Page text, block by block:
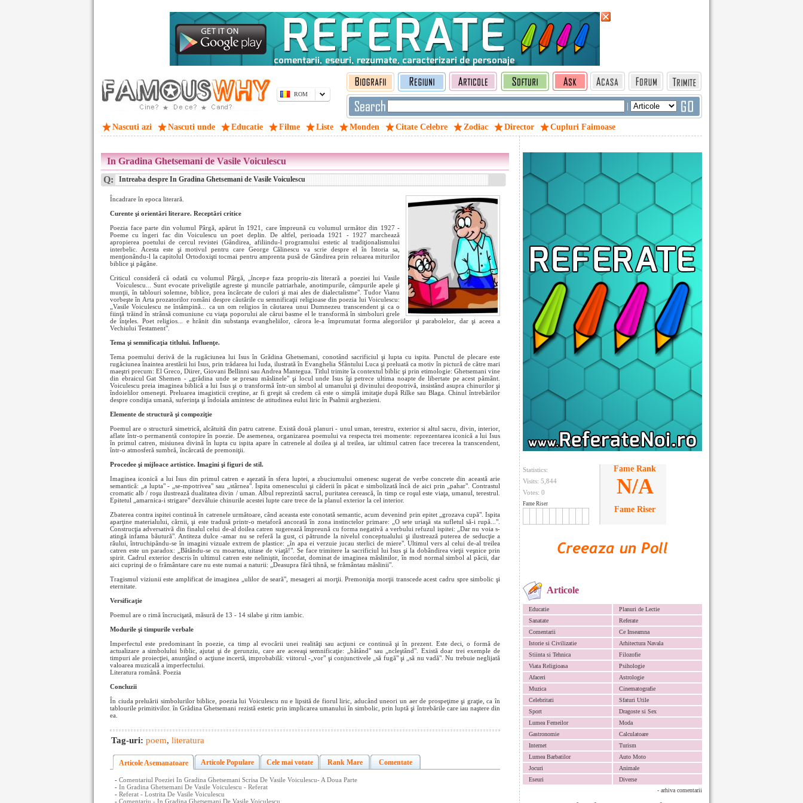
ROM
|
Nascuti azi Nascuti unde Educatie Filme Liste Monden Citate Celebre Zodiac Director Cupluri Faimoase
Statistics:
Visits: 5,844
Votes: 0
Fame Riser
Fame Rank
N/A
Fame Riser
Articole
Educatie
Planuri de Lectie
Sanatate
Referate
Comentarii
Ce Inseamna
Istorie si Civilizatie
Arhitectura Navala
Stiinta si Tehnica
Filozofie
Viata Religioasa
Psihologie
Afaceri
Astrologie
Muzica
Cinematografie
Celebritati
Sfaturi Utile
Sport
Dragoste si Sex
Lumea Femeilor
Moda
Gastronomie
Calculatoare
Internet
Turism
Lumea Barbatilor
Auto Moto
Jocuri
Animale
Eseuri
Diverse
- arhiva comentarii
In Gradina Ghetsemani de Vasile Voiculescu
Q: Intreaba despre In Gradina Ghetsemani de Vasile Voiculescu
Încadrare în epoca literară.
Curente şi orientări literare. Receptări critice
Poezia face parte din volumul Pârgă, apărut în 1921, care împreună cu volumul următor din 1927 -
Poeme cu îngeri fac din Voiculescu un poet deplin. De altfel, perioada 1921 - 1927 marchează
apropierea poetului de cercul revistei (Gândirea, afiliindu-l programului estetic al tradiţionalismului
interbelic. Acesta este şi motivul pentru care George Călinescu va scrie despre el în Istoria sa,
menţionându-l la capitolul Ortodoxişti tocmai pentru amprenta pusă de Gândirea prin reluarea miturilor
biblice şi păgâne.
Criticul consideră că odată cu volumul Pârgă, „începe faza propriu-zis literară a poeziei lui Vasile
Voiculescu... Sunt evocate priveliştile agreste şi muncile patriarhale, anotimpurile, câmpurile apele şi
munţii, în tablouri solemne, biblice, prea încărcate de culori şi mai ales de dialectalisme". Tudor Vianu
vorbeşte în Arta prozatorilor români despre căutările cu semnificaţii religioase din poezia lui Voiculescu:
„Vasile Voiculescu ne întâmpină... ca un om religios în căutarea unui Dumnezeu transcendent şi ca o
fiinţă trăind în strânsă comuniune cu viaţa poporului ale cărui basme el le transformă în simboluri grele
de înţeles. Poet religios... e hrănit din substanţa evangheliilor, cărora le-a împrumutat forma alegoriilor şi parabolelor, dar şi aceea a
Vechiului Testament".
Tema şi semnificaţia titlului. Influenţe.
Tema poemului derivă de la rugăciunea lui Isus în Grădina Ghetsemani, conotând sacrificiul şi lupta cu ispita. Punctul de plecare este
rugăciunea înaintea arestării lui Isus, prin trădarea lui Iuda, ilustrată în Evanghelia Sfântului Luca şi preluată ca motiv în pictură de către mari
maeştri precum: El Greco, Diirer, Giovani Bellinni sau Andrea Mantegua. Titlul trimite îa contextul biblic şi prin etimologie: Ghetsemani vine
din ebraicul Gat Shemen - „grădina unde se presau măslinele" şi locul unde Isus îşi petrece ultima noapte de libertate pe acest pământ.
Voiculescu preia imaginea biblică a lui Isus şi o transformă într-un simbol al umanului şi divinului deopotrivă, insistând asupra chinurilor şi
îndoielilor omeneşti. Preluarea imagisticii creştine, ar fi greşit să credem că este o simplă imitaţie după Rilke sau Blaga. Chinul întrebărilor
despre condiţia umană, suferinţa şi îndoiala amintesc de atitudinea eului liric în Psalmii arghezieni.
Elemente de structură şi compoziţie
Poemul are o structură simetrică, alcătuită din patru catrene. Există două planuri - unul uman, terestru, exterior si altul sacru, divin, interior,
aflate într-o permanentă contopire în poezie. De asemenea, organizarea poemului va respecta trei momente: reprezentarea iconică a lui Isus
în primul catren, misiunea divină în lupta cu ispita apare în catrenele al doilea şi al treilea, iar ultimul catren face trecerea la transcendent,
într-o atmosferă sumbră, încărcată de premoniţii.
Procedee şi mijloace artistice. Imagini şi figuri de stil.
Imaginea iconică a lui Isus din primul catren e aşezată în sfera luptei, a zbuciumului omenesc sugerat de verbe concrete din această arie
semantică: „a lupta" - „se-mpotrivea" sau „stârnea". Ispita omenescului şi căderii în păcat e simbolizată încă de aici prin „pahar". Contrastul
cromatic alb / roşu ilustrează dualitatea divin / uman. Albul reprezintă sacrul, puritatea cerească, în timp ce roşul este viaţa, umanul, terestrul.
Epitetul „amarnica-i strigare" dezvăluie chinurile acestei lupte care trece de la planul exterior la cel interior.
Zbaterea contra ispitei continuă în catrenele următoare, când aceasta este conotată semantic, acum devenind prin epitet „grozava cupă". Ispita
aparţine materialului, cărnii, şi este tradusă printr-o metaforă ancorată în zona instinctelor primare: „O sete uriaşă sta sufletul să-i rupă...".
Construcţia adversativă din finalul celui de-al doilea catren sugerează împreună cu forma negativă a verbului refuzul ispitei: „Dar nu voia s-
atingă infama băutură". Antiteza dulce -amar nu se referă la gust, ci pătrunde la nivelul conceptualului şi ilustrează puterea de seducţie a
răului, întruchipându-se în imagini vizuale extrem de plastice: „în apa ei verzuie jucau sterlici de miere". Ultimul vers al celui de-al treilea
catren este un paradox: „Bătându-se cu moartea, uitase de viaţă!". Se face trimitere la sacrificiul lui Isus şi la dobândirea vieţii veşnice prin
spirit. Cadrul exterior descris în ultimul catren este neliniştit, încordat, dominat de imaginea măslinilor, în mod normal simbol al păcii, dar
aici cuprinşi de o frământare care nu este numai a naturii: „Deasupra fără tihnă, se frământau măslinii".
Tragismul viziunii este amplificat de imaginea „ulilor de seară", mesageri ai morţii. Premoniţia morţii transcede acest cadru spre simbolic şi
eternitate.
Versificaţie
Poemul are o rimă încrucişată, măsură de 13 - 14 silabe şi ritm iambic.
Modurile şi timpurile verbale
Imperfectul este predominant în poezie, ca timp al evocării unei realităţi sau acţiuni ce continuă şi în prezent. Este deci, o formă de
actualizare a simbolului biblic, ajutat şi de gerunziu, care are aceeaşi semnificaţie: „bătând" sau „ncleştând". Există doar trei exemple de
timpuri ale proiecţiei, anunţând o acţiune incertă, improbabilă: viitorul -„vor" şi conjunctivele „să fugă" şi „să nu vadă". Nu trebuie neglijată
valoarea muzicală a imperfectului.
Literatura română. Poezia
Concluzii
În ciuda preluării simbolurilor biblice, poezia lui Voiculescu nu e lipsită de fiorul liric, aducând uneori un aer de prospeţime şi graţie, ca în
tablourile primitivilor. în Grădina Ghetsemani rezistă estetic prin implicarea umanului în simbolic, prin luptă şi întrebările care iau naştere din
ea.
Tag-uri: poem, literatura
Articole Asemanatoare Articole Populare Cele mai votate Rank Mare Comentate
- Comentariul Poeziei In Gradina Ghetsemani Scrisa De Vasile Voiculescu- A Doua Parte
- In Gradina Ghetsemani De Vasile Voiculescu - Referat
- Referat - Lostrita De Vasile Voiculescu
- Comentariu - In Gradina Ghetsemani De Vasile Voiculescu